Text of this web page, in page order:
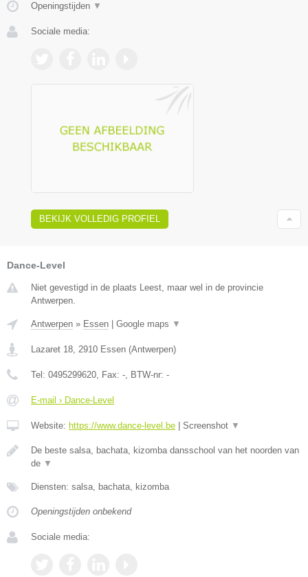
Openingstijden ▼
Sociale media:
BEKIJK VOLLEDIG PROFIEL
Dance-Level
Niet gevestigd in de plaats Leest, maar wel in de provincie
Antwerpen.
Antwerpen » Essen Google maps ▼
Lazaret 18, 2910 Essen (Antwerpen)
Tel: 0495299620, Fax: -, BTW-nr: -
E-mail › Dance-Level
Website: https://www.dance-level.be Screenshot ▼
De beste salsa, bachata, kizomba dansschool van het noorden van
de ▼
Diensten: salsa, bachata, kizomba
Openingstijden onbekend
Sociale media: